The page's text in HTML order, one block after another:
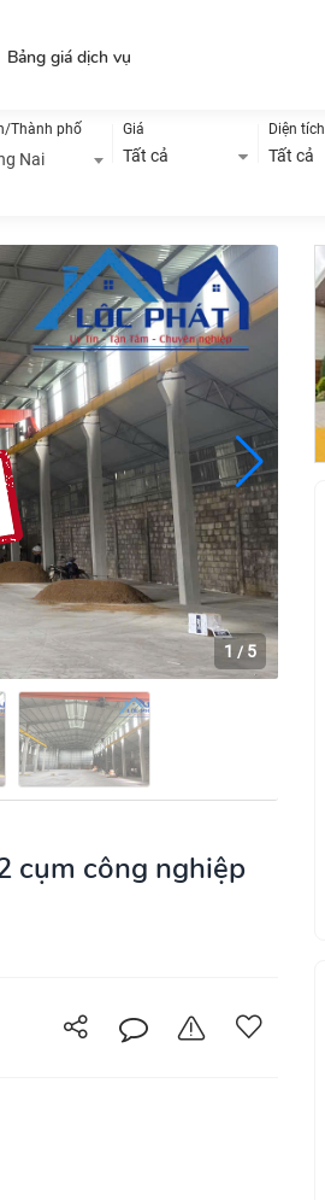
Bảng giá dịch vụ
Thành phố
Nai
Giá
Tất cả
Diện tích
Tất cả
1 / 5
cụm công nghiệp